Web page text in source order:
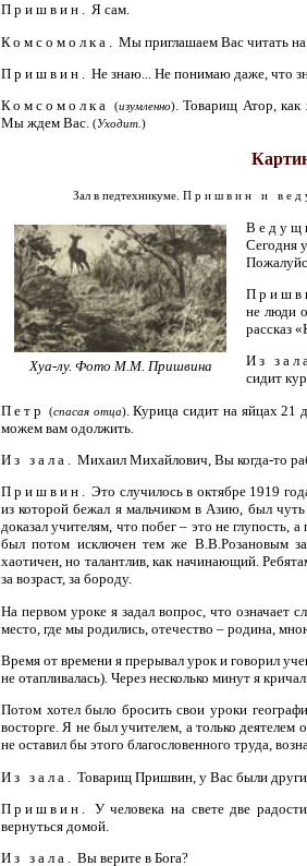
Пришвин. Я сам.
Комсомолка.
Мы приглашаем Вас читать
Пришвин.
Не знаю... Не понимаю даже, что
Комсомолка
(изумленно). Товарищ Атор, как
Мы ждем Вас. (Уходит.)
Зал в педтехникуме. Пришвин и
Хуа-лу. Фото М.М. Пришвина
Сегодня
не люди
рассказ
Из
сидит
Петр
(спасая отца). Курица сидит на яйцах 21
можем вам одолжить.
Из зала.
Михаил Михайлович, Вы когда-то
Пришвин. Это случилось в октябре 1919
из которой бежал я мальчиком в Азию, был
доказал учителям, что побег – это не
был потом исключен тем же В.В.Розановым
хаотичен, но талантлив, как начинающий.
за возраст, за бороду.
На первом уроке я задал вопрос, что означает
место, где мы родились, отечество – родина,
Время от времени я прерывал урок и говорил
не отапливалась). Через несколько минут я
Потом хотел было бросить свои уроки
восторге. Я не был учителем, а только деятелем
не оставил бы этого благословенного труда,
Из зала.
Товарищ Пришвин, у Вас были
Пришвин.
У человека на свете две
вернуться домой.
Из зала. Вы верите в Бога?